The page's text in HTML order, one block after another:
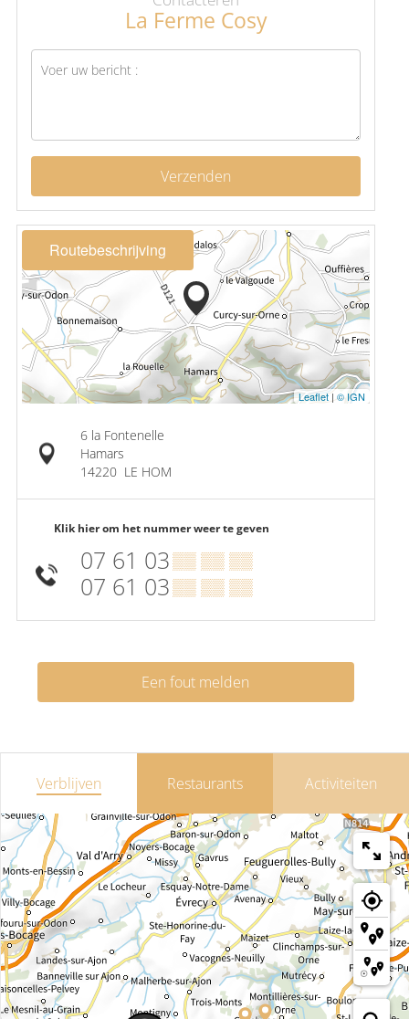
La Ferme Cosy
Verzenden
Routebeschrijving
Leaflet| © IGN
6 la Fontenelle
Hamars
14220 LE HOM
Klik hier om het nummer weer te geven
07 61 03▒▒ ▒▒ ▒▒
07 61 03▒▒ ▒▒ ▒▒
Een fout melden
Verblijven Restaurants Activiteiten